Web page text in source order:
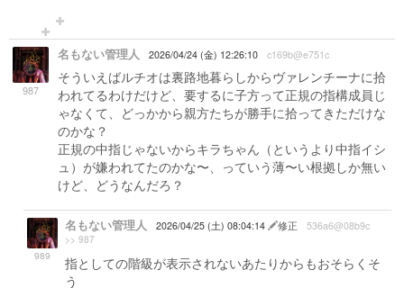
987
名もない管理人 2026/04/24 (金) 12:26:10 c169b@e751c
そういえばルチオは裏路地暮らしからヴァレンチーナに拾
われてるわけだけど、要するに子方って正規の指構成員じ
ゃなくて、どっかから親方たちが勝手に拾ってきただけな
のかな？
正規の中指じゃないからキラちゃん（というより中指イシ
ュ）が嫌われてたのかな〜、っていう薄〜い根拠しか無い
けど、どうなんだろ？
989
名もない管理人 2026/04/25 (土) 08:04:14 修正 536a6@08b9c
>> 987
指としての階級が表示されないあたりからもおそらくそ
う